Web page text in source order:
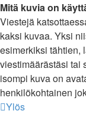
Mitä kuvia on
Viestejä
kaksi kuvaa. Yksi
esimerkiksi tähtien,
viestimäärästäsi tai
isompi kuva on
henkilökohtainen
Ylös